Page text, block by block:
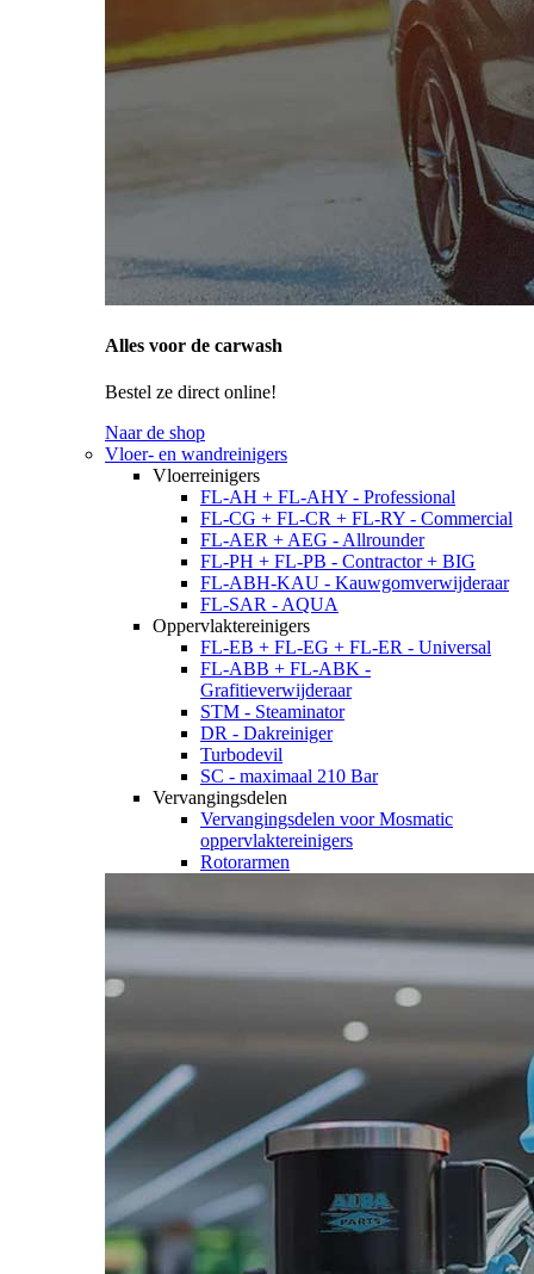
Alles voor de carwash
Bestel ze direct online!
Naar de shop
Vloer- en wandreinigers
Vloerreinigers
FL-AH + FL-AHY - Professional
FL-CG + FL-CR + FL-RY - Commercial
FL-AER + AEG - Allrounder
FL-PH + FL-PB - Contractor + BIG
FL-ABH-KAU - Kauwgomverwijderaar
FL-SAR - AQUA
Oppervlaktereinigers
FL-EB + FL-EG + FL-ER - Universal
FL-ABB + FL-ABK -
Grafitieverwijderaar
STM - Steaminator
DR - Dakreiniger
Turbodevil
SC - maximaal 210 Bar
Vervangingsdelen
Vervangingsdelen voor Mosmatic
oppervlaktereinigers
Rotorarmen